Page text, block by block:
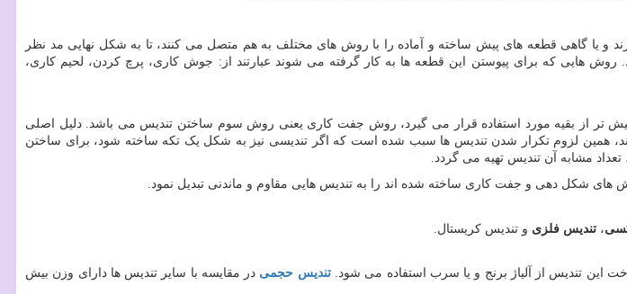
یا گاهی قطعه های پیش ساخته و آماده را با روش های مختلف به هم متصل می کنند، تا به شکل نهایی مد نظر
هایی که برای پیوستن این قطعه ها به کار گرفته می شوند عبارتند از: جوش کاری، پرچ کردن، لحیم کاری،
تر از بقیه مورد استفاده قرار می گیرد، روش جفت کاری یعنی روش سوم ساختن تندیس می باشد. دلیل اصلی
همین لزوم تکرار شدن تندیس ها سبب شده است که اگر تندیسی نیز به شکل یک تکه ساخته شود، برای ساختن
مشابه آن تندیس تهیه می گردد.
های شکل دهی و جفت کاری ساخته شده اند را به تندیس هایی مقاوم و ماندنی تبدیل نمود.
، تندیس فلزی و تندیس کریستال.
این تندیس از آلیاژ برنج و یا سرب استفاده می شود.تندیس حجمی در مقایسه با سایر تندیس ها دارای وزن بیش